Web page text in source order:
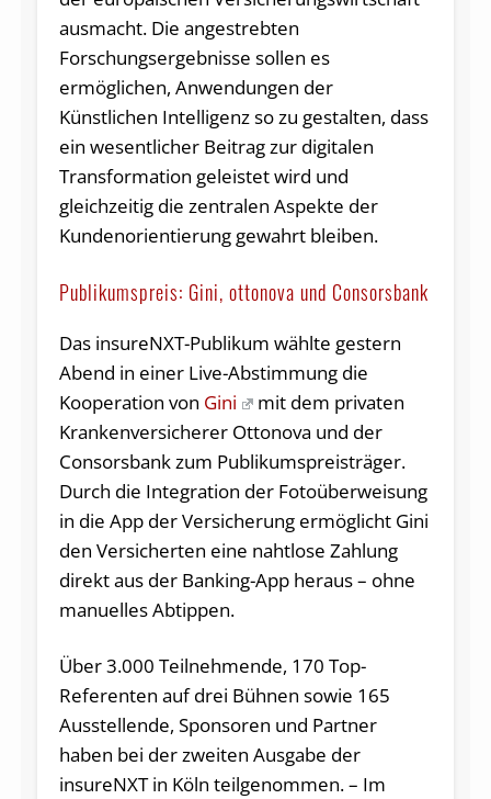
ausmacht. Die angestrebten
Forschungsergebnisse sollen es
ermöglichen, Anwendungen der
Künstlichen Intelligenz so zu gestalten, dass
ein wesentlicher Beitrag zur digitalen
Transformation geleistet wird und
gleichzeitig die zentralen Aspekte der
Kundenorientierung gewahrt bleiben.
Publikumspreis: Gini, ottonova und Consorsbank
Das insureNXT-Publikum wählte gestern
Abend in einer Live-Abstimmung die
Kooperation von Gini
mit dem privaten
Krankenversicherer Ottonova und der
Consorsbank zum Publikumspreisträger.
Durch die Integration der Fotoüberweisung
in die App der Versicherung ermöglicht Gini
den Versicherten eine nahtlose Zahlung
direkt aus der Banking-App heraus – ohne
manuelles Abtippen.
Über 3.000 Teilnehmende, 170 Top-
Referenten auf drei Bühnen sowie 165
Ausstellende, Sponsoren und Partner
haben bei der zweiten Ausgabe der
insureNXT in Köln teilgenommen. – Im